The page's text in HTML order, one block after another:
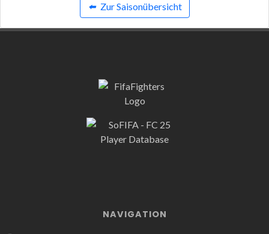
⬅️ Zur Saisonübersicht
NAVIGATION